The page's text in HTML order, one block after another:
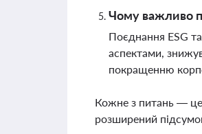
Чому важливо
Поєднання ESG
аспектами,
покращенню
Кожне з питань — це
розширений